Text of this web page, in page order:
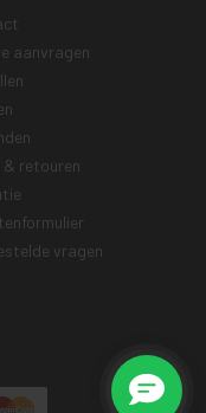
aanvragen
& retouren
vragen